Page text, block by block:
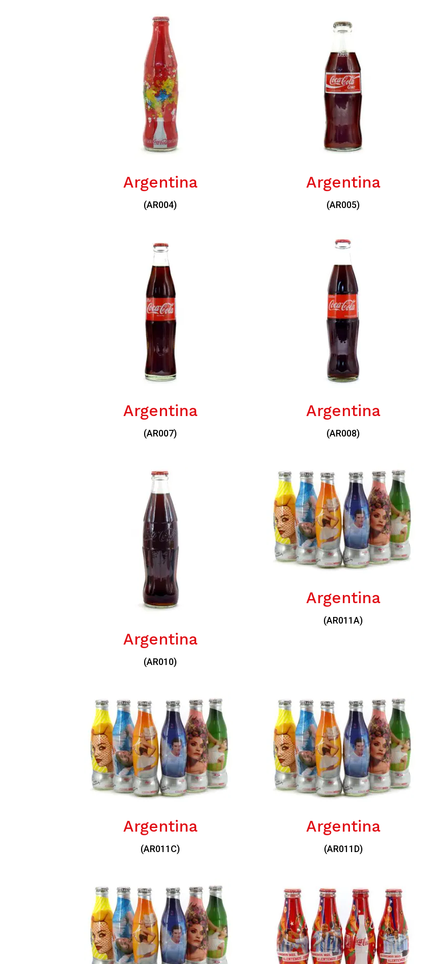
Argentina
(AR004)
Argentina
(AR005)
Argentina
(AR007)
Argentina
(AR008)
Argentina
(AR010)
Argentina
(AR011A)
Argentina
(AR011C)
Argentina
(AR011D)